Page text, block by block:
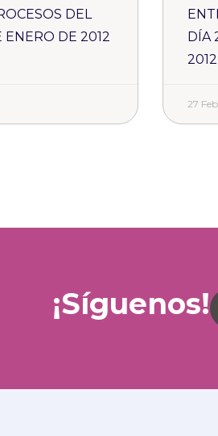
DEL
ENERO DE 2012
DÍA
2012
27
¡Síguenos!